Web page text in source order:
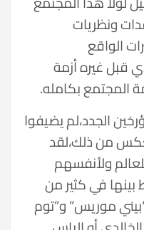
ونظريات
الواقع
قبل غيره أزمة
المجتمع بكامله.
الجدد،لم يضيفوا
من ذلك،لقد
ولأنفسهم
بينها في كثير من
موريس” و”توم